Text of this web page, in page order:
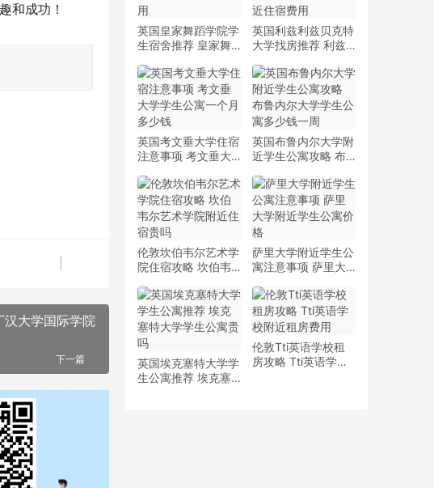
和成功！
大学国际学院
下一篇
英国皇家舞蹈学院学
生宿舍推荐 皇家舞
英国利兹利兹贝克特
大学找房推荐 利兹
住宿费用
英国考文垂大学住宿
注意事项 考文垂大
少钱
英国布鲁内尔大学附
近学生公寓攻略 布
多少钱一周
伦敦坎伯韦尔艺术学
院住宿攻略 坎伯韦
贵吗
萨里大学附近学生公
寓注意事项 萨里大
英国埃克塞特大学学
生公寓推荐 埃克塞
伦敦Tti英语学校租
房攻略 Tti英语学校